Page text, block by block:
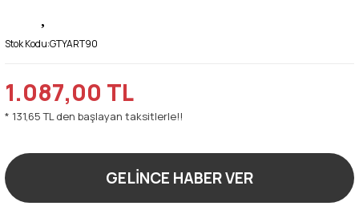
Stok Kodu:GTYART90
1.087,00 TL
* 131,65 TL den başlayan taksitlerle!!
GELİNCE HABER VER